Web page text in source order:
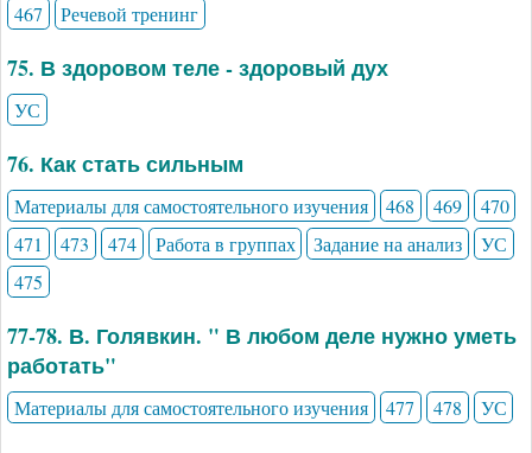
467 Речевой тренинг
75. В здоровом теле - здоровый дух
УС
76. Как стать сильным
Материалы для самостоятельного изучения 468 469
470
471
473 474 Работа в группах Задание на анализ
УС
475
77-78. В. Голявкин. " В любом деле нужно уметь
работать"
Материалы для самостоятельного изучения 477 478 УС